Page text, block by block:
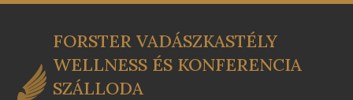
FORSTER VADÁSZKASTÉLY
WELLNESS ÉS KONFERENCIA
SZÁLLODA